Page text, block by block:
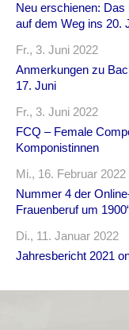
Neu erschienen: Das
auf dem Weg ins 20.
Fr., 3. Juni 2022
Anmerkungen zu
17. Juni
Fr., 3. Juni 2022
FCQ – Female
Komponistinnen
Mi., 16. Februar 2022
Nummer 4 der
Frauenberuf um
Di., 11. Januar 2022
Jahresbericht 2021